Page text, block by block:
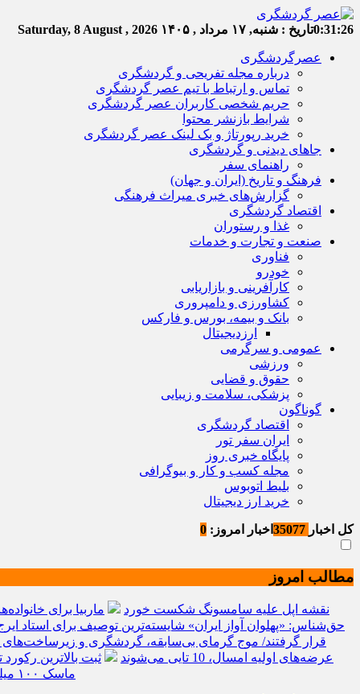
0:31:26تاریخ : شنبه, ۱۷ مرداد , ۱۴۰۵ Saturday, 8 August , 2026
عصرگردشگری
درباره مجله تفریحی و گردشگری
تماس و ارتباط با تیم عصر گردشگری
حریم شخصی کاربران عصر گردشگری
شرایط بازنشر محتوا
خرید رپورتاژ و بک لینک عصر گردشگری
جاهای دیدنی و گردشگری
راهنمای سفر
فرهنگ و تاریخ (ایران و جهان)
گزارش‌های خبری میراث فرهنگی
اقتصاد گردشگری
غذا و رستوران
صنعت و تجارت و خدمات
فناوری
خودرو
کارآفرینی و بازاریابی
کشاورزی و دامپروری
بانک و بیمه، بورس و فارکس
ارزدیجیتال
عمومی و سرگرمی
ورزشی
حقوق و قضایی
پزشکی، سلامت و زیبایی
گوناگون
اقتصاد گردشگری
ایران سفر تور
پایگاه خبری روز
مجله کسب و کار و بیوگرافی
بلیط اتوبوس
خرید ارز دیجیتال
کل اخبار اخبار امروز: 0
مطالب امروز
نقشه اپل علیه سامسونگ شکست خورد
ماربیا برای
حق‌شناس: «پهلوان آواز ایران» شایسته‌ترین توصیف برای استاد
قرار گرفتند/ موج گرمای بی‌سابقه، گردشگری و زیرساخت‌های
عرضه‌های اولیه امسال، 10 تایی می‌شوند
ثبت بالاترین رکورد تاریخی برای
ماسک ۱۰۰ میلیون دلار می‌ارزد؟ / پاسخی برای یک ادعای بزرگ